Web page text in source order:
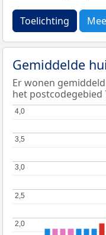
Toelichting
Gemiddelde
Er wonen
het postcodegebied
2,0
2,0
2,5
2,5
3,0
3,0
3,5
3,5
4,0
4,0